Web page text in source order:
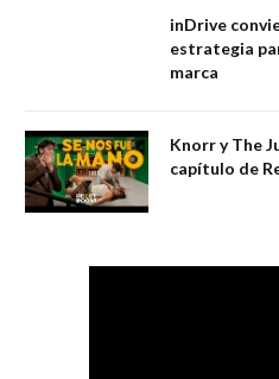
inDrive
estrategia
marca
Knorr y The
capítulo de